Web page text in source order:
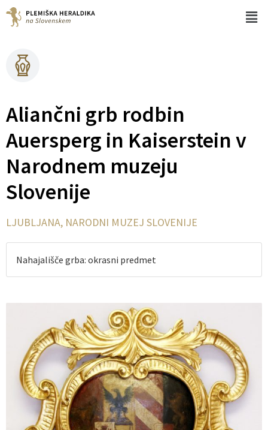
Aliančni grb rodbin
Auersperg in Kaiserstein v
Narodnem muzeju
Slovenije
LJUBLJANA, NARODNI MUZEJ SLOVENIJE
Nahajališče grba: okrasni predmet